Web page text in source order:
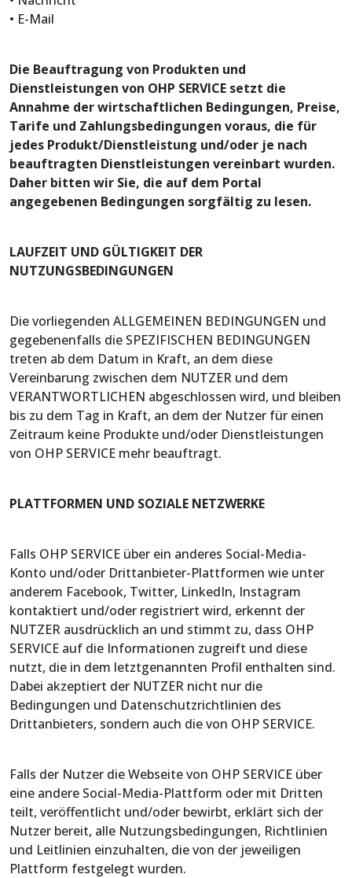
• E-Mail
Die Beauftragung von Produkten und
Dienstleistungen von OHP SERVICE setzt die
Annahme der wirtschaftlichen Bedingungen, Preise,
Tarife und Zahlungsbedingungen voraus, die für
jedes Produkt/Dienstleistung und/oder je nach
beauftragten Dienstleistungen vereinbart wurden.
Daher bitten wir Sie, die auf dem Portal
angegebenen Bedingungen sorgfältig zu lesen.
LAUFZEIT UND GÜLTIGKEIT DER
NUTZUNGSBEDINGUNGEN
Die vorliegenden ALLGEMEINEN BEDINGUNGEN und
gegebenenfalls die SPEZIFISCHEN BEDINGUNGEN
treten ab dem Datum in Kraft, an dem diese
Vereinbarung zwischen dem NUTZER und dem
VERANTWORTLICHEN abgeschlossen wird, und bleiben
bis zu dem Tag in Kraft, an dem der Nutzer für einen
Zeitraum keine Produkte und/oder Dienstleistungen
von OHP SERVICE mehr beauftragt.
PLATTFORMEN UND SOZIALE NETZWERKE
Falls OHP SERVICE über ein anderes Social-Media-
Konto und/oder Drittanbieter-Plattformen wie unter
anderem Facebook, Twitter, LinkedIn, Instagram
kontaktiert und/oder registriert wird, erkennt der
NUTZER ausdrücklich an und stimmt zu, dass OHP
SERVICE auf die Informationen zugreift und diese
nutzt, die in dem letztgenannten Profil enthalten sind.
Dabei akzeptiert der NUTZER nicht nur die
Bedingungen und Datenschutzrichtlinien des
Drittanbieters, sondern auch die von OHP SERVICE.
Falls der Nutzer die Webseite von OHP SERVICE über
eine andere Social-Media-Plattform oder mit Dritten
teilt, veröffentlicht und/oder bewirbt, erklärt sich der
Nutzer bereit, alle Nutzungsbedingungen, Richtlinien
und Leitlinien einzuhalten, die von der jeweiligen
Plattform festgelegt wurden.